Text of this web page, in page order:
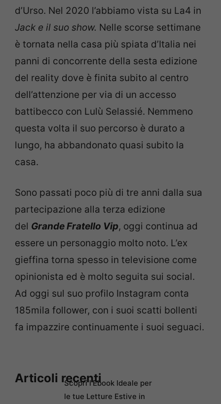
d’Urso. Nel 2020 l’abbiamo vista su La4 in
Jack e il suo show. Nelle scorse settimane
è tornata nella casa più spiata d’Italia nei
panni di concorrente della sesta edizione
del reality dove è finita subito al centro
dell’attenzione per via di un accesso
battibecco con Lulù Selassié. Nemmeno
questa volta il suo percorso è durato a
lungo, ha abbandonato quasi subito la
casa.
Sono passati poco più di tre anni dalla sua
partecipazione alla terza edizione
del Grande Fratello Vip, oggi continua ad
essere un personaggio molto noto. L’ex
gieffina torna spesso in televisione come
opinionista ed è molto seguita sui social.
Ad oggi sul suo profilo Instagram conta
185mila follower, con i suoi scatti bollenti
fa impazzire continuamente i suoi seguaci.
Articoli recentiScopri l’Ebook Ideale per
le tue Letture Estive in